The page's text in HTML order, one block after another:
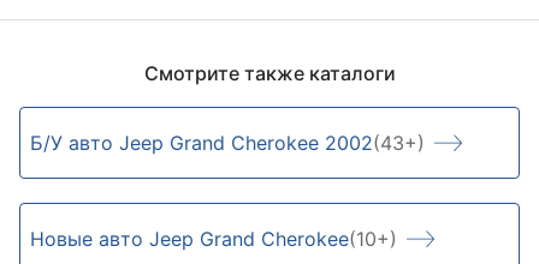
Смотрите также каталоги
Б/У авто Jeep Grand Cherokee 2002(43+)
Новые авто Jeep Grand Cherokee(10+)